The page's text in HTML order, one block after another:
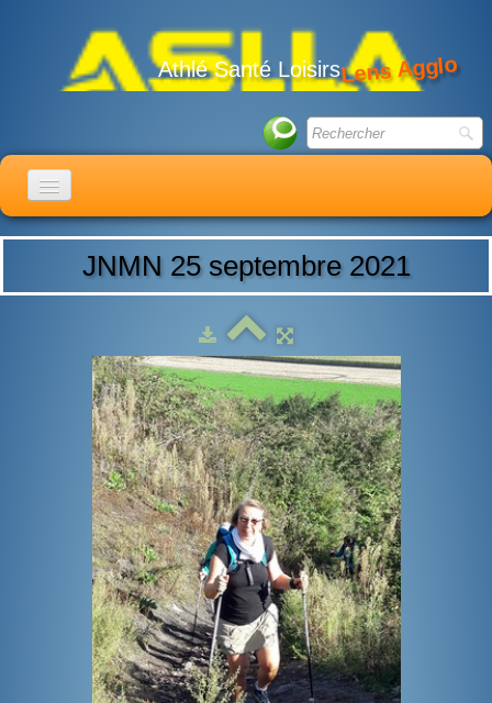
Athlé Santé LoisirsLens Agglo
ACCUEIL
LE CLUB
ACTUALITÉS
CALENDRIER
ADHÉSION
LIENS
BOUTIQUE
CONTACT
PHOTOS▼
DONS
JNMN 25 septembre 2021